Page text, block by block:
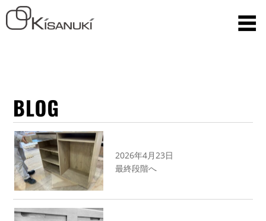
2026年4月23日
最終段階へ